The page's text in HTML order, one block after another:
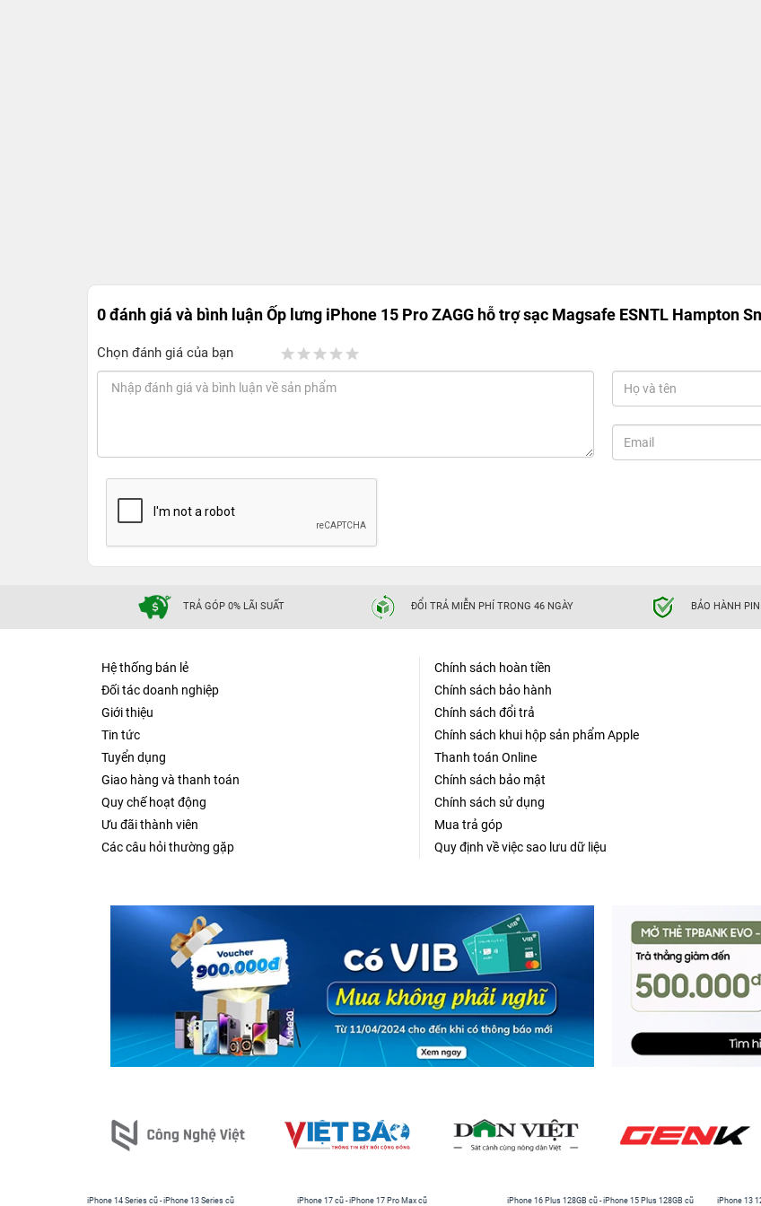
0 đánh giá và bình luậnỐp lưng iPhone 15 Pro ZAGG hỗ trợ sạc Magsafe ESNTL Hampton
Chọn đánh giá của bạn
TRẢ GÓP 0% LÃI SUẤT ĐỔI TRẢ MIỄN PHÍ TRONG 46 NGÀY BẢO HÀNH
Hệ thống bán lẻ
Đối tác doanh nghiệp
Giới thiệu
Tin tức
Tuyển dụng
Giao hàng và thanh toán
Quy chế hoạt động
Ưu đãi thành viên
Các câu hỏi thường gặp
Chính sách hoàn tiền
Chính sách bảo hành
Chính sách đổi trả
Chính sách khui hộp sản phẩm Apple
Thanh toán Online
Chính sách bảo mật
Chính sách sử dụng
Mua trả góp
Quy định về việc sao lưu dữ liệu
iPhone 14 Series cũ -iPhone 13 Series cũ iPhone 17 cũ -iPhone 17 Pro Max cũ iPhone 16 Plus 128GB cũ -iPhone 15 Plus 128GB cũ iPhone 13